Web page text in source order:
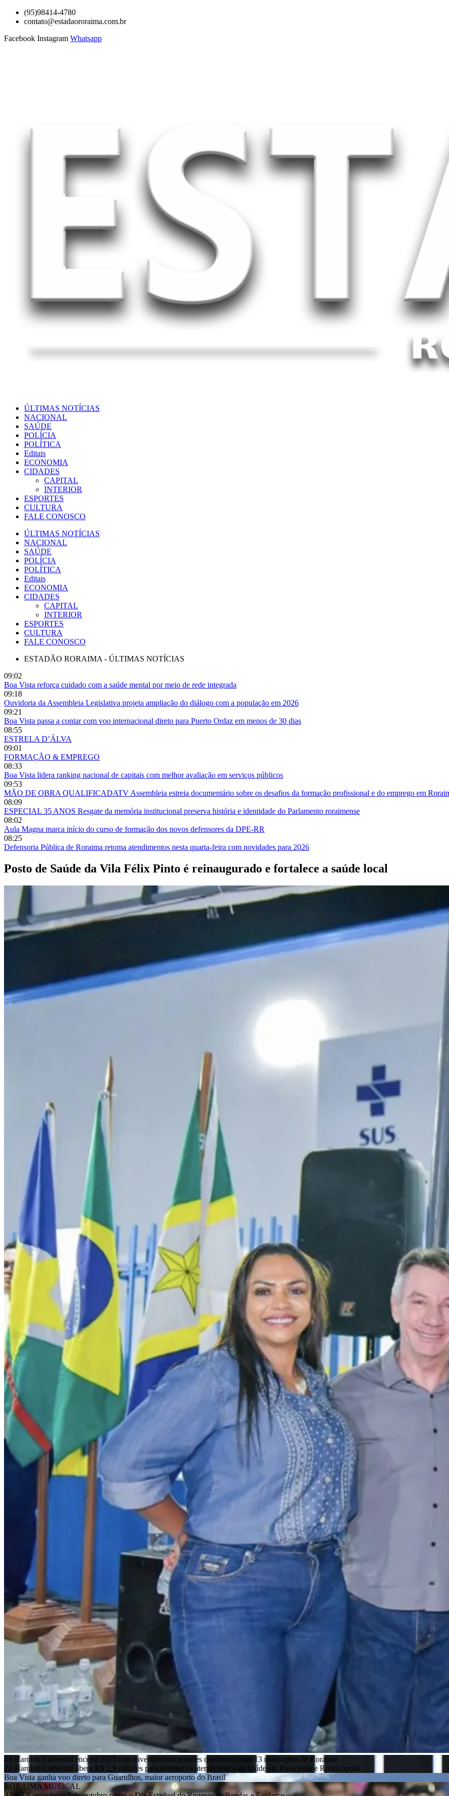
para
conteúdo
(95)98414-4780
contato@estadaororaima.com.br
Facebook Instagram Whatsapp
ÚLTIMAS NOTÍCIAS
NACIONAL
SAÚDE
POLÍCIA
POLÍTICA
Editais
ECONOMIA
CIDADES
CAPITAL
INTERIOR
ESPORTES
CULTURA
FALE CONOSCO
ÚLTIMAS NOTÍCIAS
NACIONAL
SAÚDE
POLÍCIA
POLÍTICA
Editais
ECONOMIA
CIDADES
CAPITAL
INTERIOR
ESPORTES
CULTURA
FALE CONOSCO
ESTADÃO RORAIMA - ÚLTIMAS NOTÍCIAS
09:02
Boa Vista reforça cuidado com a saúde mental por meio de rede integrada
09:18
Ouvidoria da Assembleia Legislativa projeta ampliação do diálogo com a população em 2026
09:21
Boa Vista passa a contar com voo internacional direto para Puerto Ordaz em menos de 30 dias
08:55
ESTRELA D’ÁLVA
09:01
FORMAÇÃO & EMPREGO
08:33
Boa Vista lidera ranking nacional de capitais com melhor avaliação em serviços públicos
09:53
MÃO DE OBRA QUALIFICADATV Assembleia estreia documentário sobre os desafios da formação profissional e do emprego em
08:09
ESPECIAL 35 ANOS Resgate da memória institucional preserva história e identidade do Parlamento roraimense
08:02
Aula Magna marca início do curso de formação dos novos defensores da DPE-RR
08:25
Defensoria Pública de Roraima retoma atendimentos nesta quarta-feira com novidades para 2026
Posto de Saúde da Vila Félix Pinto é reinaugurado e fortalece a saúde local
Zé Haroldo Cathedral encerra 2025 com investimentos e ações que beneficiam 13 municípios de Roraima
Zé Haroldo Cathedral libera R$ 2,9 milhões para ampliar os atendimentos de saúde em Pacaraima e Rorainópolis
Boa Vista ganha voo direto para Guarulhos, maior aeroporto do Brasil
RORAIMA MUSICAL